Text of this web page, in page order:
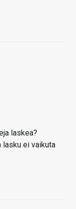
laskea?
lasku ei vaikuta